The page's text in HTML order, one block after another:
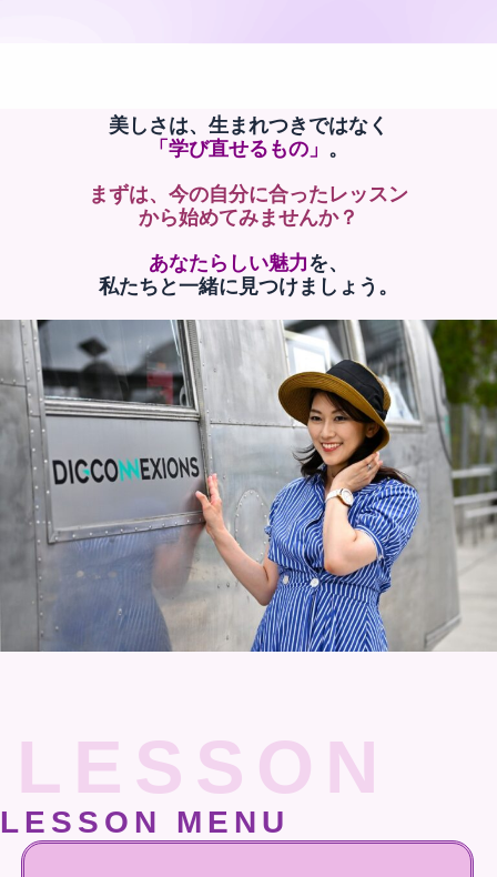
美しさは、生まれつきではなく
「学び直せるもの」 。
まずは、今の自分に合ったレッスン
から始めてみませんか？
あなたらしい魅力を、
私たちと一緒に見つけましょう。
LESSON
LESSON MENU